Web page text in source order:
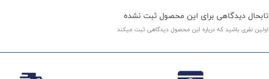
تابحال دیدگاهی برای این محصول ثبت نشده
اولین نفری باشید که درباره این محصول دیدگاهی ثبت میکند